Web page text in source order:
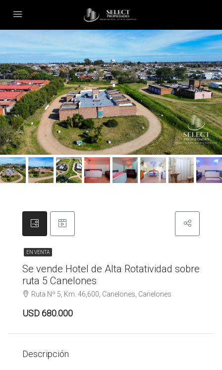
EN VENTA
Se vende Hotel de Alta Rotatividad sobre
ruta 5 Canelones
Ruta Nº 5, Km. 46,600, Canelones, Canelones
USD 680.000
Descripción